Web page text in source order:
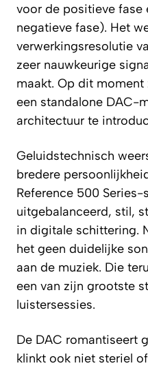
voor de positieve fase
negatieve fase). Het
verwerkingsresolutie
zeer nauwkeurige
maakt. Op dit
een standalone DAC-
architectuur te
Geluidstechnisch
bredere
Reference 500 Series-
uitgebalanceerd, stil,
in digitale schittering.
het geen duidelijke
aan de muziek. Die
een van zijn grootste
luistersessies.
De DAC romantiseert
klinkt ook niet steriel